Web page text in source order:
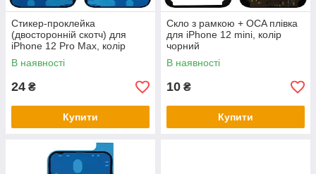
Стикер-проклейка
(двосторонній скотч) для
iPhone 12 Pro Max, колір
чорний
В наявності
24 ₴
Купити
Скло з рамкою + OCA плівка
для iPhone 12 mini, колір
чорний
В наявності
10 ₴
Купити